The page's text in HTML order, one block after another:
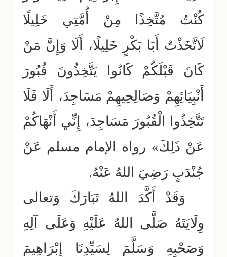
كُنْتُ مُتَّخِذًا مِنْ أُمَّتِي خَلِيلًا
لَاتَّخَذْتُ أَبَا بَكْرٍ خَلِيلًا، أَلَا وَإِنَّ مَنْ
كَانَ قَبْلَكُمْ كَانُوا يَتَّخِذُونَ قُبُورَ
أَنْبِيَائِهِمْ وَصَالِحِيهِمْ مَسَاجِدَ، أَلَا فَلَا
تَتَّخِذُوا الْقُبُورَ مَسَاجِدَ، إِنِّي أَنْهَاكُمْ
عَنْ ذَلِكَ» رواه الإمام مسلم عَنْ
جُنْدَبٍ رَضِيَ اللهُ عَنْهُ.
وَقَدْ أَكَّدَ اللهُ تَبَارَكَ وَتعالى
وِلَايَتَهُ صَلَّى اللهُ عَلَيْهِ وَعَلَى آلِهِ
وَصَحْبِهِ وَسَلَّمَ لِسَيِّدِنَا إِبْرَاهِيمَ